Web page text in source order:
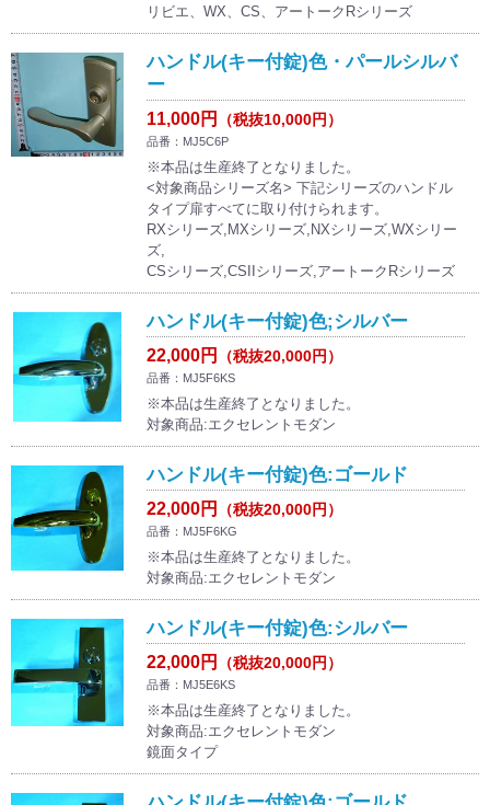
リビエ、WX、CS、アートークRシリーズ
ハンドル(キー付錠)色・パールシルバ
ー
11,000円 （税抜10,000円）
品番：MJ5C6P
※本品は生産終了となりました。
<対象商品シリーズ名> 下記シリーズのハンドル
タイプ扉すべてに取り付けられます。
RXシリーズ,MXシリーズ,NXシリーズ,WXシリー
ズ,
CSシリーズ,CSIIシリーズ,アートークRシリーズ
ハンドル(キー付錠)色;シルバー
22,000円 （税抜20,000円）
品番：MJ5F6KS
※本品は生産終了となりました。
対象商品:エクセレントモダン
ハンドル(キー付錠)色:ゴールド
22,000円 （税抜20,000円）
品番：MJ5F6KG
※本品は生産終了となりました。
対象商品:エクセレントモダン
ハンドル(キー付錠)色:シルバー
22,000円 （税抜20,000円）
品番：MJ5E6KS
※本品は生産終了となりました。
対象商品:エクセレントモダン
鏡面タイプ